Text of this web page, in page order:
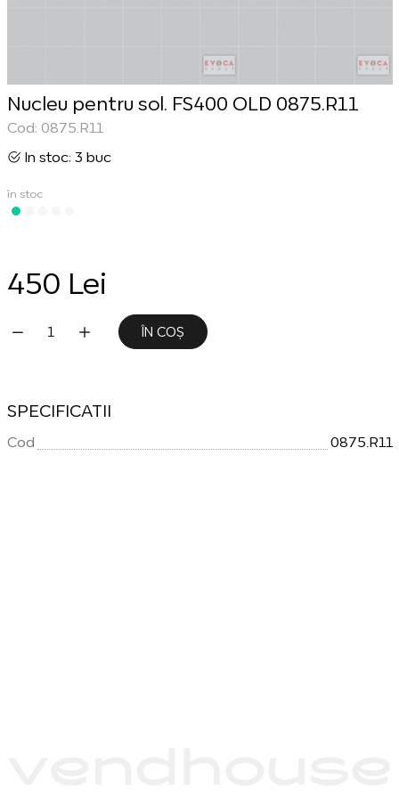
Nucleu pentru sol. FS400 OLD 0875.R11
Cod: 0875.R11
In stoc: 3 buc
în stoc
450 Lei
ÎN COȘ
SPECIFICATII
Cod 0875.R11